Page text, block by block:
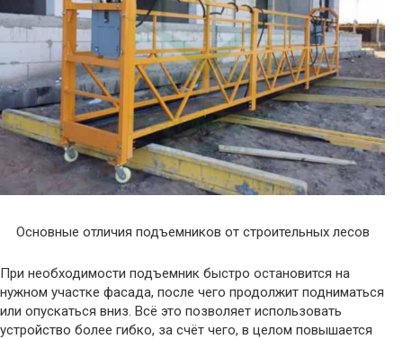
Основные отличия подъемников от строительных лесов
При необходимости подъемник быстро остановится на
нужном участке фасада, после чего продолжит подниматься
или опускаться вниз. Всё это позволяет использовать
устройство более гибко, за счёт чего, в целом повышается